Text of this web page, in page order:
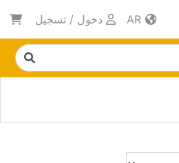
دخول / تسجيل